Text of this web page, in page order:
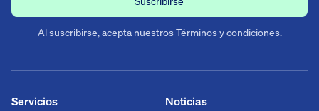
Al suscribirse, acepta nuestrosTérminos y condiciones.
Noticias
Servicios